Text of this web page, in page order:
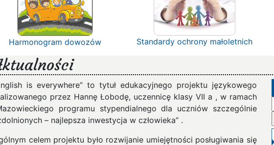
Harmonogram dowozów Standardy ochrony małoletnich
is everywhere” to tytuł edukacyjnego projektu językowego
przez Hannę Łobodę, uczennicę klasy VII a , w ramach
programu stypendialnego dla uczniów szczególnie
– najlepsza inwestycja w człowieka” .
celem projektu było rozwijanie umiejętności posługiwania się